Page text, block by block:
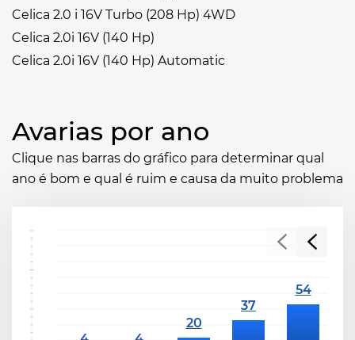
Celica 2.0 i 16V Turbo (208 Hp) 4WD
Celica 2.0i 16V (140 Hp)
Celica 2.0i 16V (140 Hp) Automatic
Avarias por ano
Clique nas barras do gráfico para determinar qual
ano é bom e qual é ruim e causa da muito problema